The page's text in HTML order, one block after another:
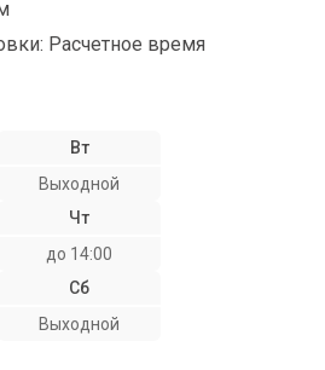
Расчетное время
Вт
Выходной
Чт
до 14:00
Сб
Выходной